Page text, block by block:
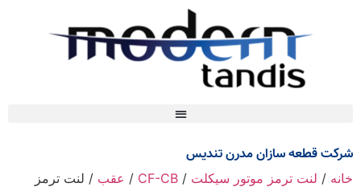
شرکت قطعه سازان مدرن تندیس
خانه / لنت ترمز موتور سیکلت /
CF-CB
/ عقب / لنت ترمز